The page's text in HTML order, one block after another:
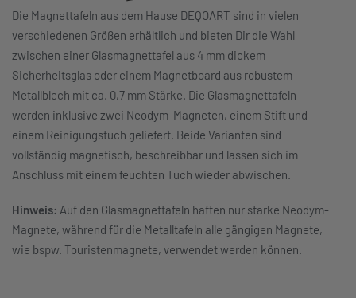
Die Magnettafeln aus dem Hause DEQOART sind in vielen
verschiedenen Größen erhältlich und bieten Dir die Wahl
zwischen einer Glasmagnettafel aus 4 mm dickem
Sicherheitsglas oder einem Magnetboard aus robustem
Metallblech mit ca. 0,7 mm Stärke. Die Glasmagnettafeln
werden inklusive zwei Neodym-Magneten, einem Stift und
einem Reinigungstuch geliefert. Beide Varianten sind
vollständig magnetisch, beschreibbar und lassen sich im
Anschluss mit einem feuchten Tuch wieder abwischen.
Hinweis: Auf den Glasmagnettafeln haften nur starke Neodym-
Magnete, während für die Metalltafeln alle gängigen Magnete,
wie bspw. Touristenmagnete, verwendet werden können.